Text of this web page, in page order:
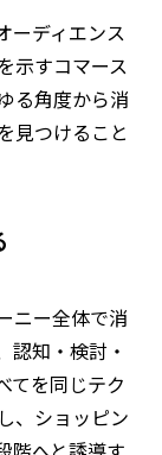
ーディエンス
示すコマース
る角度から消
見つけること
ニー全体で消
認知・検討・
てを同じテク
、ショッピン